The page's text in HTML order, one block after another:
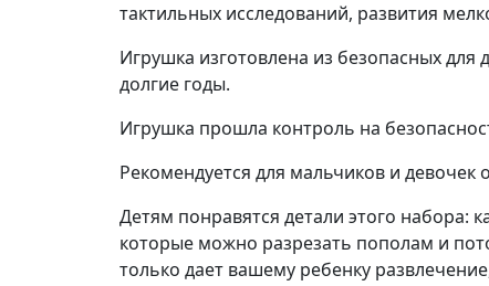
тактильных исследований, развития
Игрушка изготовлена из безопасных
долгие годы.
Игрушка прошла контроль на
Рекомендуется для мальчиков и девочек
Детям понравятся детали этого набора:
которые можно разрезать пополам и
только дает вашему ребенку